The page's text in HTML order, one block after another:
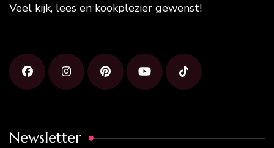
Veel kijk, lees en kookplezier gewenst!
Newsletter